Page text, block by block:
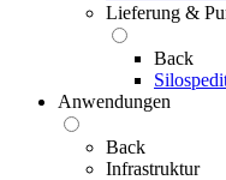
Lieferung &
Back
Anwendungen
Back
Infrastruktur